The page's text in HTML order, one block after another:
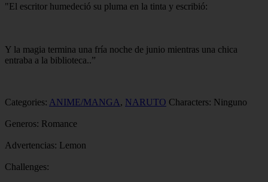
"El escritor humedeció su pluma en la tinta y escribió:
Y la magia termina una fría noche de junio mientras una chica
entraba a la biblioteca..”
Categories: ANIME/MANGA, NARUTO Characters: Ninguno
Generos: Romance
Advertencias: Lemon
Challenges: